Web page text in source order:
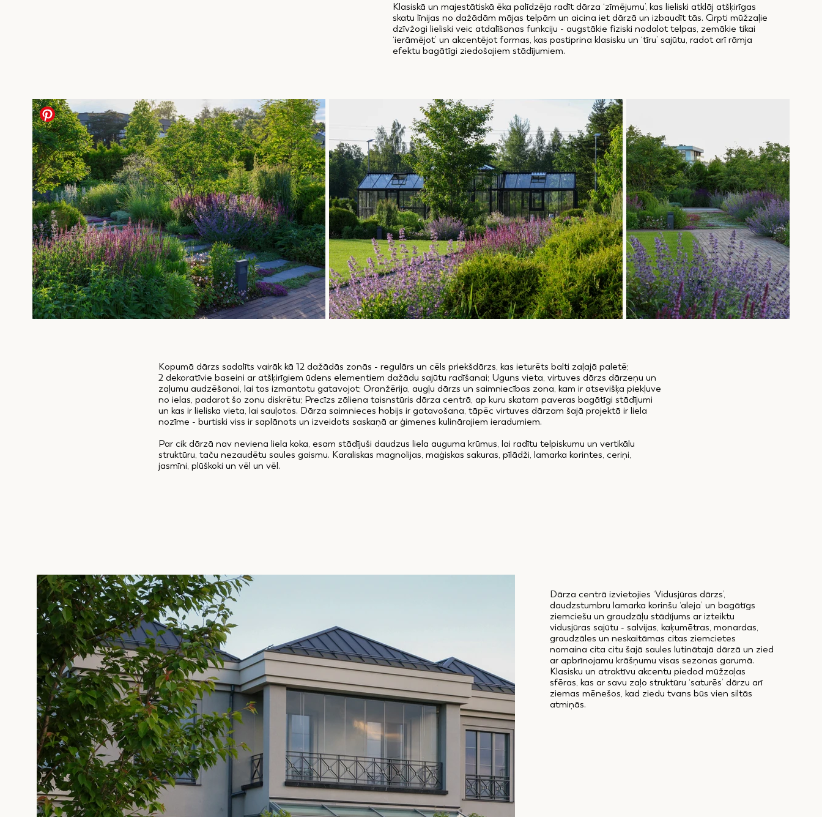
Klasiskā un majestātiskā ēka palīdzēja radīt dārza ‘zīmējumu’, kas lieliski atklāj atšķirīgas
skatu līnijas no dažādām mājas telpām un aicina iet dārzā un izbaudīt tās. Cirpti mūžzaļie
dzīvžogi lieliski veic atdalīšanas funkciju - augstākie fiziski nodalot telpas, zemākie tikai
‘ierāmējot’ un akcentējot formas, kas pastiprina klasisku un ‘tīru’ sajūtu, radot arī rāmja
efektu bagātīgi ziedošajiem stādījumiem.
Kopumā dārzs sadalīts vairāk kā 12 dažādās zonās - regulārs un cēls priekšdārzs, kas ieturēts balti zaļajā paletē;
2 dekoratīvie baseini ar atšķirīgiem ūdens elementiem dažādu sajūtu radīšanai; Uguns vieta, virtuves dārzs dārzeņu un
zaļumu audzēšanai, lai tos izmantotu gatavojot; Oranžērija, augļu dārzs un saimniecības zona, kam ir atsevišķa piekļuve
no ielas, padarot šo zonu diskrētu; Precīzs zāliena taisnstūris dārza centrā, ap kuru skatam paveras bagātīgi stādījumi
un kas ir lieliska vieta, lai sauļotos. Dārza saimnieces hobijs ir gatavošana, tāpēc virtuves dārzam šajā projektā ir liela
nozīme - burtiski viss ir saplānots un izveidots saskaņā ar ģimenes kulinārajiem ieradumiem.
Par cik dārzā nav neviena liela koka, esam stādījuši daudzus liela auguma krūmus, lai radītu telpiskumu un vertikālu
struktūru, taču nezaudētu saules gaismu. Karaliskas magnolijas, maģiskas sakuras, pīlādži, lamarka korintes, ceriņi,
jasmīni, plūškoki un vēl un vēl.
Dārza centrā izvietojies ‘Vidusjūras dārzs’,
daudzstumbru lamarka korinšu ‘aleja’ un bagātīgs
ziemciešu un graudzāļu stādījums ar izteiktu
vidusjūras sajūtu - salvijas, kaķumētras, monardas,
graudzāles un neskaitāmas citas ziemcietes
nomaina cita citu šajā saules lutinātajā dārzā un zied
ar apbrīnojamu krāšņumu visas sezonas garumā.
Klasisku un atraktīvu akcentu piedod mūžzaļas
sfēras, kas ar savu zaļo struktūru ‘saturēs’ dārzu arī
ziemas mēnešos, kad ziedu tvans būs vien siltās
atmiņās.